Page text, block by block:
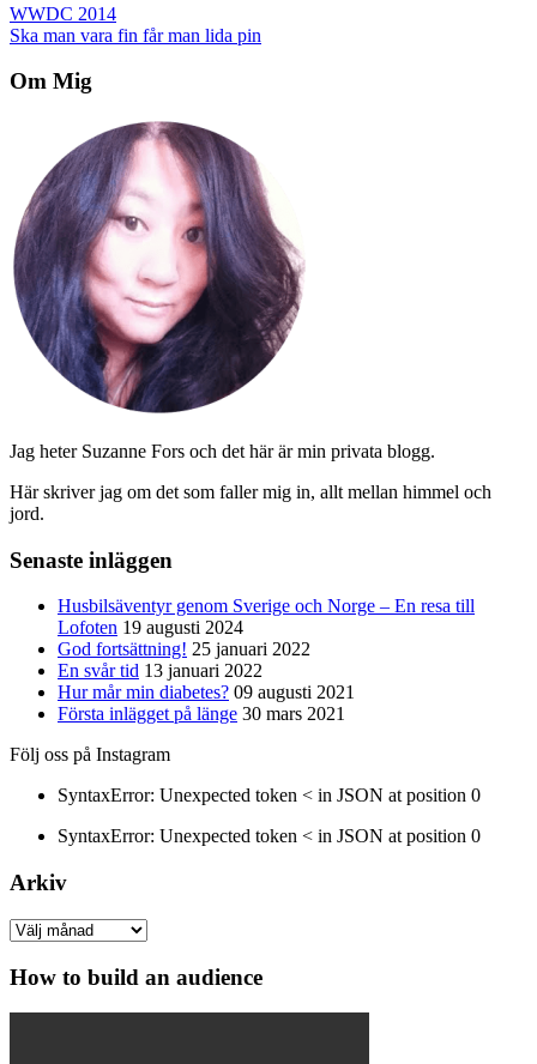
Inläggsnavigering
WWDC 2014
Ska man vara fin får man lida pin
Om Mig
Jag heter Suzanne Fors och det här är min privata blogg.
Här skriver jag om det som faller mig in, allt mellan himmel och
jord.
Senaste inläggen
Husbilsäventyr genom Sverige och Norge – En resa till
Lofoten 19 augusti 2024
God fortsättning! 25 januari 2022
En svår tid 13 januari 2022
Hur mår min diabetes? 09 augusti 2021
Första inlägget på länge 30 mars 2021
Följ oss på Instagram
SyntaxError: Unexpected token < in JSON at position 0
SyntaxError: Unexpected token < in JSON at position 0
Arkiv
Arkiv
How to build an audience